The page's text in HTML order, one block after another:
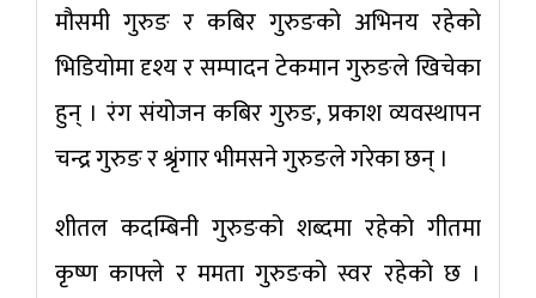
मौसमी गुरुङ र कबिर गुरुङको अभिनय रहेको
भिडियोमा दृश्य र सम्पादन टेकमान गुरुङले खिचेका
हुन् । रंग संयोजन कबिर गुरुङ, प्रकाश व्यवस्थापन
चन्द्र गुरुङ र श्रृंगार भीमसने गुरुङले गरेका छन् ।
शीतल कदम्बिनी गुरुङको शब्दमा रहेको गीतमा
कृष्ण काफ्ले र ममता गुरुङको स्वर रहेको छ ।